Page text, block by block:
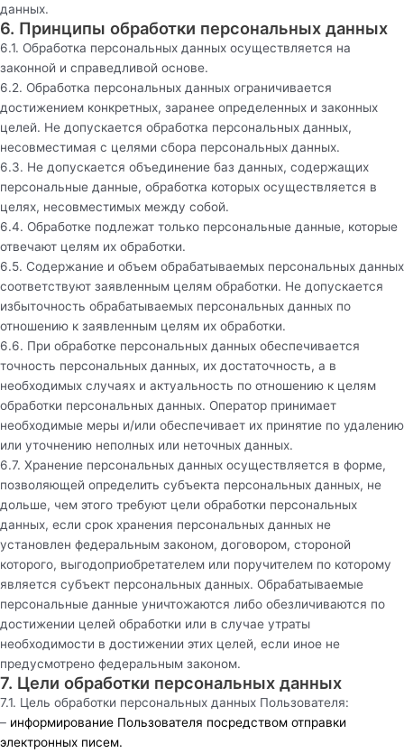
данных.
6. Принципы обработки персональных данных
6.1. Обработка персональных данных осуществляется на
законной и справедливой основе.
6.2. Обработка персональных данных ограничивается
достижением конкретных, заранее определенных и законных
целей. Не допускается обработка персональных данных,
несовместимая с целями сбора персональных данных.
6.3. Не допускается объединение баз данных, содержащих
персональные данные, обработка которых осуществляется в
целях, несовместимых между собой.
6.4. Обработке подлежат только персональные данные, которые
отвечают целям их обработки.
6.5. Содержание и объем обрабатываемых персональных данных
соответствуют заявленным целям обработки. Не допускается
избыточность обрабатываемых персональных данных по
отношению к заявленным целям их обработки.
6.6. При обработке персональных данных обеспечивается
точность персональных данных, их достаточность, а в
необходимых случаях и актуальность по отношению к целям
обработки персональных данных. Оператор принимает
необходимые меры и/или обеспечивает их принятие по удалению
или уточнению неполных или неточных данных.
6.7. Хранение персональных данных осуществляется в форме,
позволяющей определить субъекта персональных данных, не
дольше, чем этого требуют цели обработки персональных
данных, если срок хранения персональных данных не
установлен федеральным законом, договором, стороной
которого, выгодоприобретателем или поручителем по которому
является субъект персональных данных. Обрабатываемые
персональные данные уничтожаются либо обезличиваются по
достижении целей обработки или в случае утраты
необходимости в достижении этих целей, если иное не
предусмотрено федеральным законом.
7. Цели обработки персональных данных
7.1. Цель обработки персональных данных Пользователя:
– информирование Пользователя посредством отправки
электронных писем.